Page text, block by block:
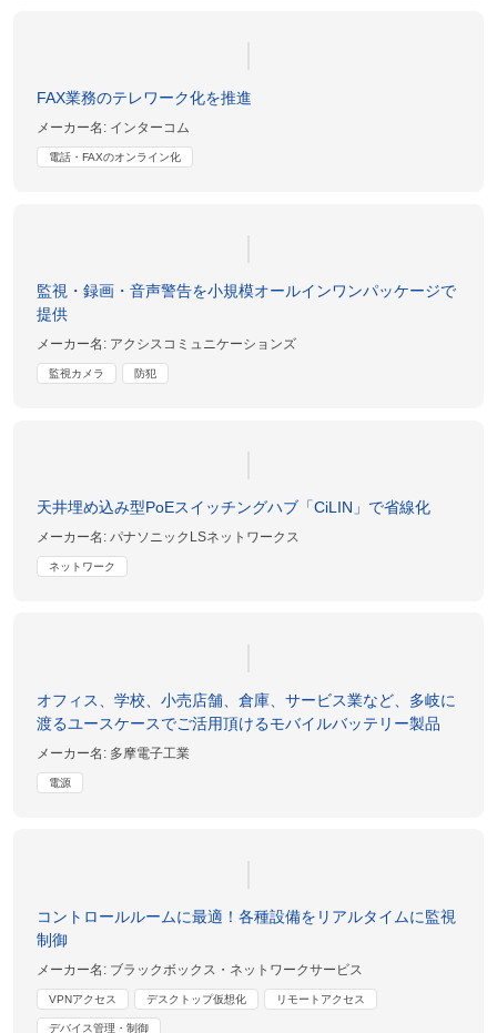
FAX業務のテレワーク化を推進
メーカー名: インターコム
電話・FAXのオンライン化
監視・録画・音声警告を小規模オールインワンパッケージで
提供
メーカー名: アクシスコミュニケーションズ
監視カメラ 防犯
天井埋め込み型PoEスイッチングハブ「CiLIN」で省線化
メーカー名: パナソニックLSネットワークス
ネットワーク
オフィス、学校、小売店舗、倉庫、サービス業など、多岐に
渡るユースケースでご活用頂けるモバイルバッテリー製品
メーカー名: 多摩電子工業
電源
コントロールルームに最適！各種設備をリアルタイムに監視
制御
メーカー名: ブラックボックス・ネットワークサービス
VPNアクセス デスクトップ仮想化 リモートアクセス
デバイス管理・制御